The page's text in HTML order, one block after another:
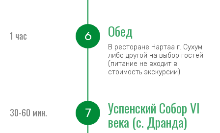
1 час 6 Обед
В ресторане Нартаа г. Сухум
либо другой на выбор гостей
(питание не входит в
стоимость экскурсии)
30-60 мин. 7 Успенский Собор VI
века (с. Дранда)